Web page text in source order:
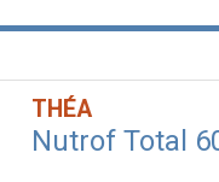
THÉA
Nutrof Total